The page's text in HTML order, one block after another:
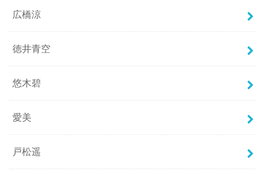
広橋涼
徳井青空
悠木碧
愛美
戸松遥